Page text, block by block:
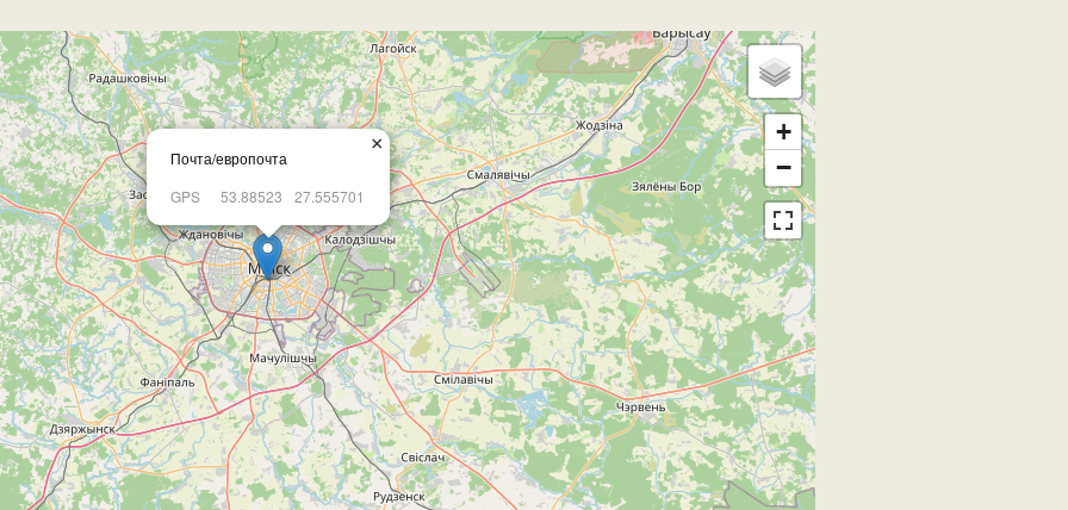
Почта/европочта
GPS
53.88523 27.555701
×
+
−